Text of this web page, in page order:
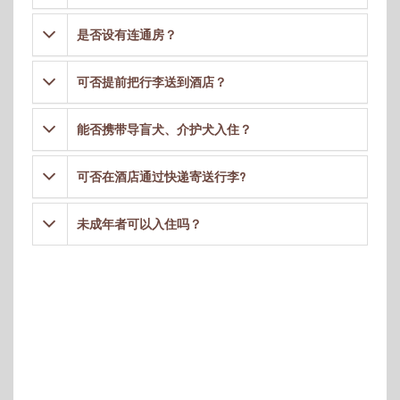
是否设有连通房？
可否提前把行李送到酒店？
能否携带导盲犬、介护犬入住？
可否在酒店通过快递寄送行李?
未成年者可以入住吗？